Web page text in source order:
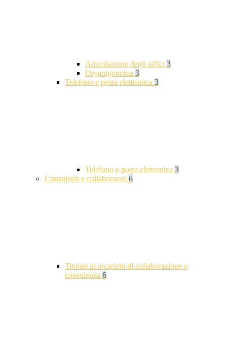
Articolazione degli uffici 3
Organigramma 3
Telefono e posta elettronica 3
Telefono e posta elettronica 3
Consulenti e collaboratori 6
Titolari di incarichi di collaborazione o
consulenza 6